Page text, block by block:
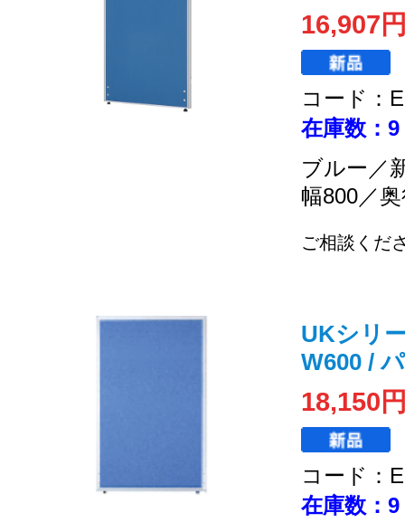
16,907
コード：
在庫数：9
ブルー／
幅800／
ご相談くだ
UKシリ
W600 /
18,150
コード：
在庫数：9